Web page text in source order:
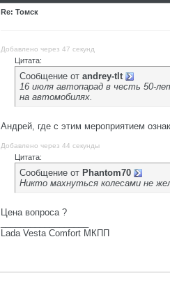
Re: Томск
Добавлено через 47 секунд
Цитата:
Сообщение от andrey-tlt
16 июля автопарад в честь 50-
на автомобилях.
Андрей, где с этим мероприятием
Добавлено через 44 секунды
Цитата:
Сообщение от Phantom70
Никто махнуться колесами не
Цена вопроса ?
Lada Vesta Comfort МКПП